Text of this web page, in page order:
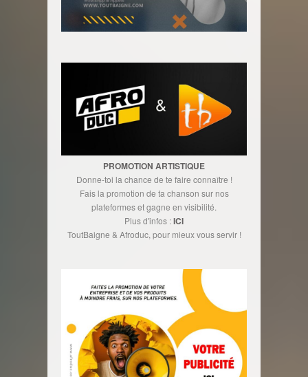
PROMOTION ARTISTIQUE
Donne-toi la chance de te faire connaître !
Fais la promotion de ta chanson sur nos
plateformes et gagne en visibilité.
Plus d'infos :ICI
ToutBaigne & Afroduc, pour mieux vous servir !